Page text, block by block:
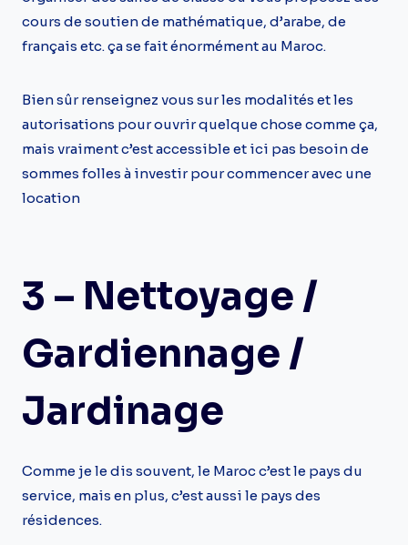
cours de soutien de mathématique, d’arabe, de
français etc. ça se fait énormément au Maroc.
Bien sûr renseignez vous sur les modalités et les
autorisations pour ouvrir quelque chose comme ça,
mais vraiment c’est accessible et ici pas besoin de
sommes folles à investir pour commencer avec une
location
3 – Nettoyage /
Gardiennage /
Jardinage
Comme je le dis souvent, le Maroc c’est le pays du
service, mais en plus, c’est aussi le pays des
résidences.